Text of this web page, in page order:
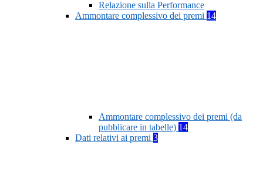
Relazione sulla Performance
Ammontare complessivo dei premi 14
Ammontare complessivo dei premi (da
pubblicare in tabelle) 14
Dati relativi ai premi 3